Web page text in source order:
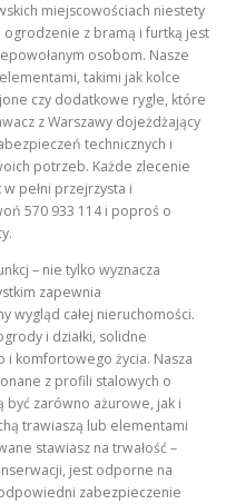
miejscowościach niestety
z bramą i furtką jest
osobom. Nasze
takimi jak kolce
czy dodatkowe rygle, które
z Warszawy dojeżdżający
technicznych i
potrzeb. Każde zlecenie
pełni przejrzysta i
570 933 114 i poproś o
– nie tylko wyznacza
zapewnia
wygląd całej nieruchomości.
i działki, solidne
komfortowego życia. Nasza
z profili stalowych o
zarówno ażurowe, jak i
trawiaszą lub elementami
stawiasz na trwałość –
jest odporne na
zabezpieczenie